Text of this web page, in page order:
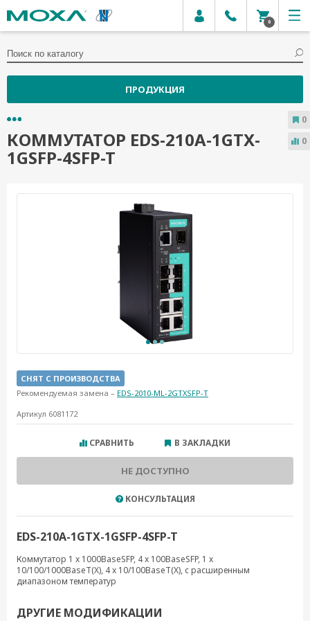
0
ПРОДУКЦИЯ
КОММУТАТОР EDS-210A-1GTX-
1GSFP-4SFP-T
СНЯТ С ПРОИЗВОДСТВА
Рекомендуемая замена – EDS-2010-ML-2GTXSFP-T
Артикул 6081172
СРАВНИТЬ В ЗАКЛАДКИ
НЕ ДОСТУПНО
КОНСУЛЬТАЦИЯ
EDS-210A-1GTX-1GSFP-4SFP-T
Коммутатор 1 x 1000BaseSFP, 4 x 100BaseSFP, 1 x
10/100/1000BaseT(X), 4 x 10/100BaseT(X), с расширенным
диапазоном температур
ДРУГИЕ МОДИФИКАЦИИ
0
0